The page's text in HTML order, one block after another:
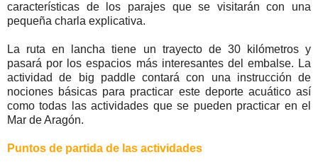
características de los parajes que se visitarán con una
pequeña charla explicativa.
La ruta en lancha tiene un trayecto de 30 kilómetros y
pasará por los espacios más interesantes del embalse. La
actividad de big paddle contará con una instrucción de
nociones básicas para practicar este deporte acuático así
como todas las actividades que se pueden practicar en el
Mar de Aragón.
Puntos de partida de las actividades